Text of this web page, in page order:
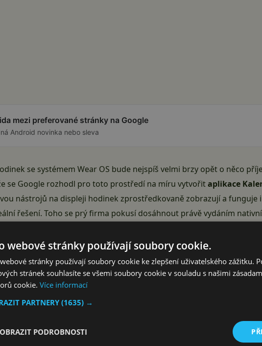
mezi preferované stránky na Google
Android novinka nebo sleva
se systémem Wear OS bude nejspíš velmi brzy opět o něco
se Google rozhodl pro toto prostředí na míru vytvořitaplikace
nástrojů na displeji hodinek zprostředkovaně zobrazují a funguje
řešení. Toho se prý firma pokusí dosáhnout právě vydáním
s Wear OS reprezentován dlaždicí Agenda, která ale
Případné vkládání událostí se provádí hlasově přes
událostí do týdnů a měsíců
, jak jsme zvyklí v mobilech,
hodinky ještě více omezené. Uživatel může jen nahlížet na příchozí
či tabletu. Inbox dokonce ani nemá historii, takže pokud
Gmail proWear OS by měla zajistit
Pixel Watch.
webové stránky používají soubory cookie.
stránky používají soubory cookie ke zlepšení uživatelského zážitku.
stránek souhlasíte se všemi soubory cookie v souladu s našimi
cookie. Více informací
PARTNERY(1635) →
PODROBNOSTI